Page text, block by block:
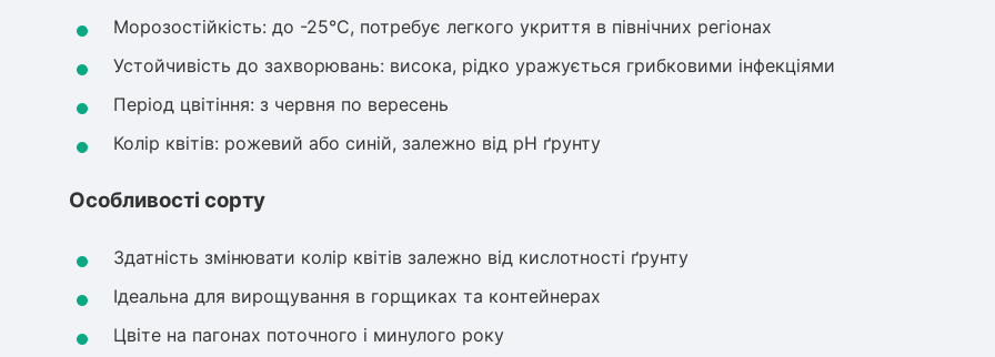
Морозостійкість: до -25°C, потребує легкого укриття в північних регіонах
Устойчивість до захворювань: висока, рідко уражується грибковими інфекціями
Період цвітіння: з червня по вересень
Колір квітів: рожевий або синій, залежно від pH ґрунту
Особливості сорту
Здатність змінювати колір квітів залежно від кислотності ґрунту
Ідеальна для вирощування в горщиках та контейнерах
Цвіте на пагонах поточного і минулого року